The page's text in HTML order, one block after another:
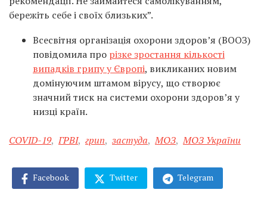
бережіть себе і своїх близьких”.
Всесвітня організація охорони здоров’я (ВООЗ)
повідомила про різке зростання кількості
випадків грипу у Європі, викликаних новим
домінуючим штамом вірусу, що створює
значний тиск на системи охорони здоров’я у
низці країн.
COVID-19, ГРВІ, грип, застуда, МОЗ, МОЗ України
Facebook Twitter Telegram